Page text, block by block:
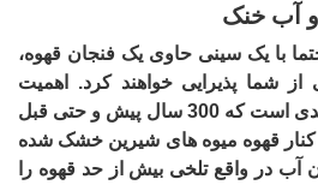
آب خنک
با یک سینی حاوی یک فنجان قهوه،
شما پذیرایی خواهند کرد. اهمیت
شیرینی در کنار قهوه در حدی است که 300 سال پیش و حتی قبل
کنار قهوه میوه های شیرین خشک شده
در واقع تلخی بیش از حد قهوه را